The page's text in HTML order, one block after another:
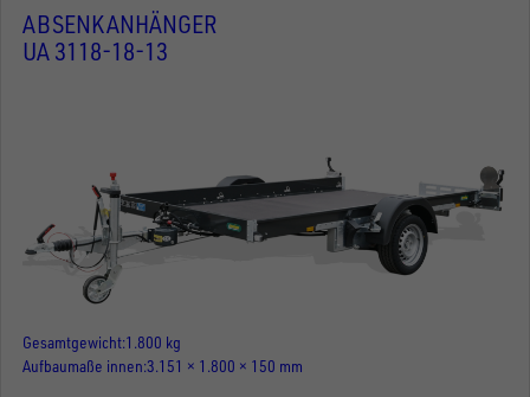
ABSENKANHÄNGER
UA 3118-18-13
Gesamtgewicht 1.800 kg
Aufbaumaße innen 3.151 × 1.800 × 150 mm